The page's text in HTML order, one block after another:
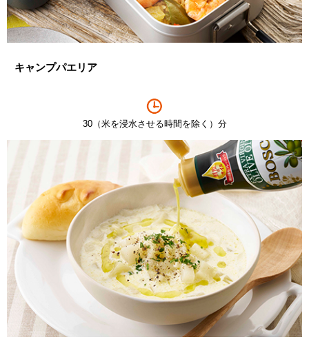
キャンプパエリア
30（米を浸水させる時間を除く）分